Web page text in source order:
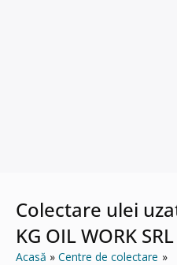
Colectare ulei
KG OIL WORK SRL
Acasă
Centre de colectare